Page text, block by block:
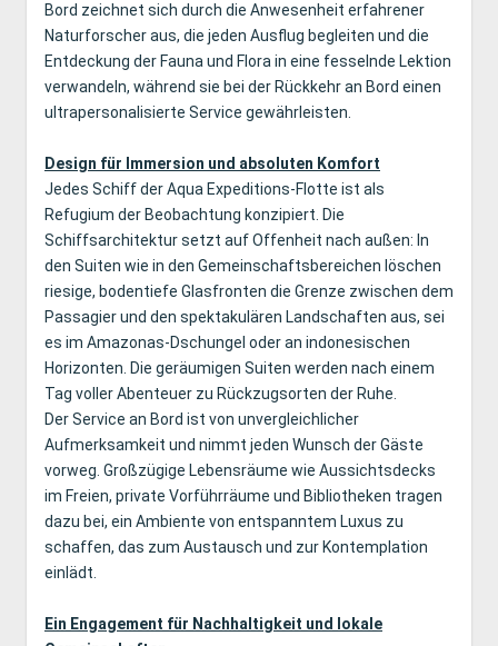
Bord zeichnet sich durch die Anwesenheit erfahrener
Naturforscher aus, die jeden Ausflug begleiten und die
Entdeckung der Fauna und Flora in eine fesselnde Lektion
verwandeln, während sie bei der Rückkehr an Bord einen
ultrapersonalisierte Service gewährleisten.
Design für Immersion und absoluten Komfort
Jedes Schiff der Aqua Expeditions-Flotte ist als
Refugium der Beobachtung konzipiert. Die
Schiffsarchitektur setzt auf Offenheit nach außen: In
den Suiten wie in den Gemeinschaftsbereichen löschen
riesige, bodentiefe Glasfronten die Grenze zwischen dem
Passagier und den spektakulären Landschaften aus, sei
es im Amazonas-Dschungel oder an indonesischen
Horizonten. Die geräumigen Suiten werden nach einem
Tag voller Abenteuer zu Rückzugsorten der Ruhe.
Der Service an Bord ist von unvergleichlicher
Aufmerksamkeit und nimmt jeden Wunsch der Gäste
vorweg. Großzügige Lebensräume wie Aussichtsdecks
im Freien, private Vorführräume und Bibliotheken tragen
dazu bei, ein Ambiente von entspanntem Luxus zu
schaffen, das zum Austausch und zur Kontemplation
einlädt.
Ein Engagement für Nachhaltigkeit und lokale